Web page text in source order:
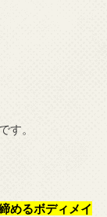
す。
めるボディメイ